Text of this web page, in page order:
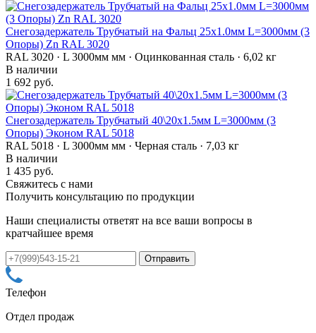
Снегозадержатель Трубчатый на Фальц 25х1.0мм L=3000мм (3
Опоры) Zn RAL 3020
RAL 3020 · L 3000мм мм · Оцинкованная сталь · 6,02 кг
В наличии
1 692 руб.
Снегозадержатель Трубчатый 40\20х1.5мм L=3000мм (3
Опоры) Эконом RAL 5018
RAL 5018 · L 3000мм мм · Черная сталь · 7,03 кг
В наличии
1 435 руб.
Свяжитесь с нами
Получить консультацию по продукции
Наши специалисты ответят на все ваши вопросы в
кратчайшее время
Телефон
Отдел продаж